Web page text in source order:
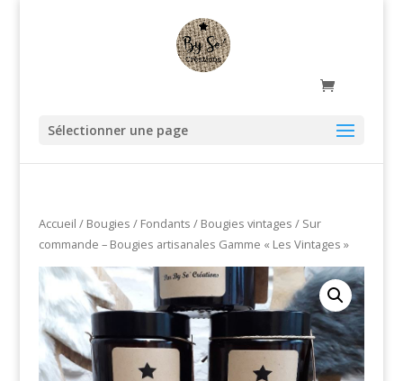
Sélectionner une page
Accueil / Bougies / Fondants / Bougies vintages / Sur
commande – Bougies artisanales Gamme « Les Vintages »